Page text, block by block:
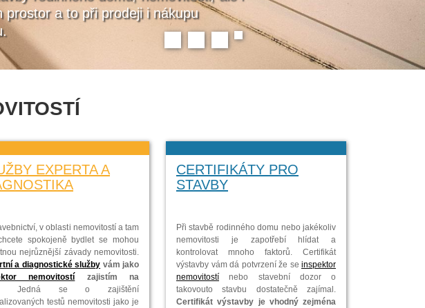
EXPERTA A
v oblasti nemovitostí a tam
spokojeně bydlet se mohou
nejrůznější závady nemovitosti.
a diagnostické služby vám jako
nemovitostí zajistím na
Jedná se o zajištění
testů nemovitosti jako je
CERTIFIKÁTY PRO
STAVBY
Při stavbě rodinného domu nebo jakékoliv
nemovitosti je zapotřebí hlídat a
kontrolovat mnoho faktorů. Certifikát
výstavby vám dá potvrzení že se inspektor
nemovitostí nebo stavební dozor o
takovouto stavbu dostatečně zajímal.
Certifikát výstavby je vhodný zejména